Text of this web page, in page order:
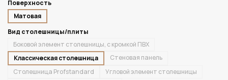
Поверхность
Матовая
Вид столешницы/плиты
Боковой элемент столешницы, с кромкой ПВХ
Классическая столешница
Стеновая панель
Столешница Profstandard
Угловой элемент столешницы